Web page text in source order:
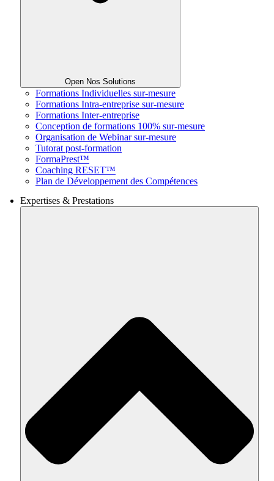
Open Nos Solutions
Formations Individuelles sur-mesure
Formations Intra-entreprise sur-mesure
Formations Inter-entreprise
Conception de formations 100% sur-mesure
Organisation de Webinar sur-mesure
Tutorat post-formation
FormaPrest™
Coaching RESET™
Plan de Développement des Compétences
Expertises & Prestations